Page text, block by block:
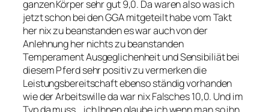
ganzen Körper sehr gut 9,0. Da waren also was ich
jetzt schon bei den GGA mitgeteilt habe vom Takt
her nix zu beanstanden es war auch von der
Anlehnung her nichts zu beanstanden
Temperament Ausgeglichenheit und Sensibiliät bei
diesem Pferd sehr positiv zu vermerken die
Leistungsbereitschaft ebenso ständig vorhanden
wie der Arbeitswille da war nix Falsches 10,0. Und im